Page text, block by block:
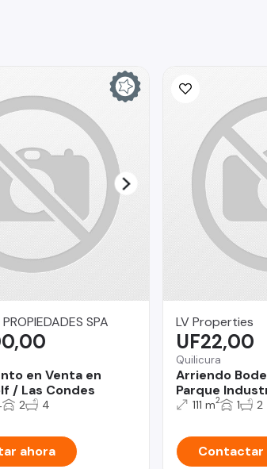
SPA
en Venta en
/ Las Condes
2 4
ahora
LV Properties
Quilicura
Arriendo
Parque
UF22,00
111 m2 1 2
Contactar